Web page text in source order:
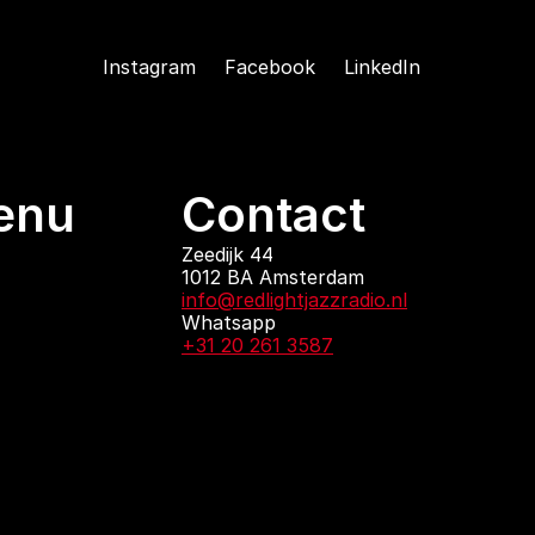
Instagram Facebook LinkedIn
Contact
Zeedijk 44
1012 BA Amsterdam
info@redlightjazzradio.nl
Whatsapp
+31 20 261 3587